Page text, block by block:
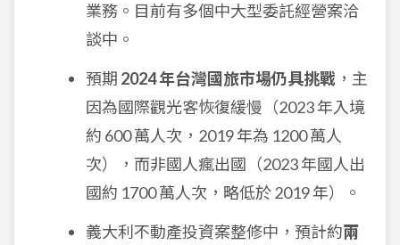
業務。目前有多個中大型委託經營案洽
談中。
預期 2024 年台灣國旅市場仍具挑戰 ，主
因為國際觀光客恢復緩慢（2023 年入境
約 600 萬人次，2019 年為 1200 萬人
次），而非國人瘋出國（2023 年國人出
國約 1700 萬人次，略低於 2019 年）。
義大利不動產投資案整修中，預計約兩